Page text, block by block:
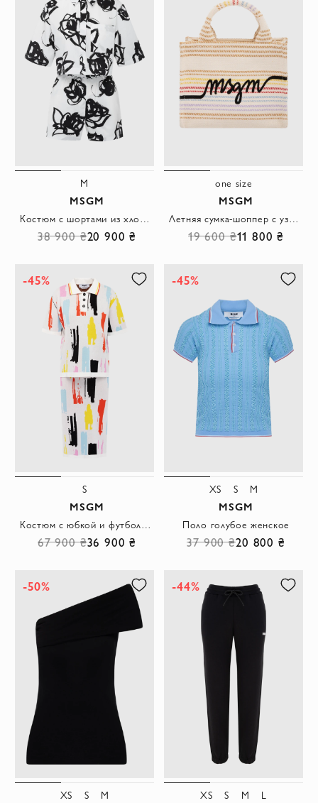
M
MSGM
Костюм с шортами из хлопка женский белый
38 900 ₴20 900 ₴
one size
MSGM
Летняя сумка-шоппер с узором в полоску и контрастной надписью
19 600 ₴11 800 ₴
-45%
S
MSGM
Костюм с юбкой и футболкой поло в абстрактный принт
67 900 ₴36 900 ₴
-45%
XS S M
MSGM
Поло голубое женское
37 900 ₴20 800 ₴
-50%
XS S M
-44%
XS S M L